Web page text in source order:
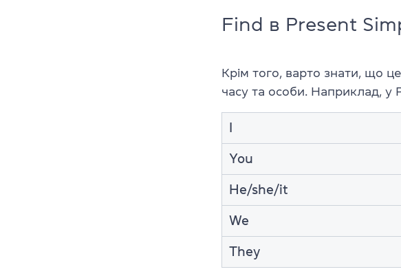
Find в Present
Крім того, варто знати, що
часу та особи. Наприклад, у
You
He/she/it
We
They